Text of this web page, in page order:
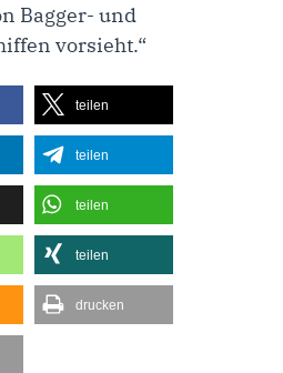
Bagger- und
vorsieht.“
teilen
teilen
teilen
teilen
drucken